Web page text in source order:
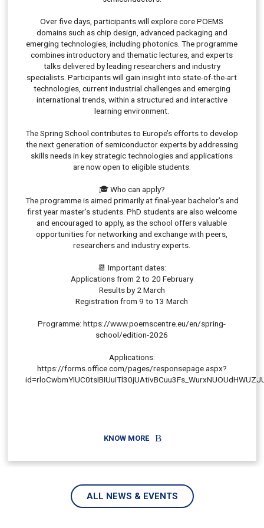
KNOW MORE
Over five days, participants will explore core POEMS
domains such as chip design, advanced packaging and
emerging technologies, including photonics. The programme
combines introductory and thematic lectures, and experts
talks delivered by leading researchers and industry
specialists. Participants will gain insight into state-of-the-art
technologies, current industrial challenges and emerging
international trends, within a structured and interactive
learning environment.
The Spring School contributes to Europe’s efforts to develop
the next generation of semiconductor experts by addressing
skills needs in key strategic technologies and applications
are now open to eligible students.
🎓 Who can apply?
The programme is aimed primarily at final-year bachelor’s and
first year master’s students. PhD students are also welcome
and encouraged to apply, as the school offers valuable
opportunities for networking and exchange with peers,
researchers and industry experts.
📆 Important dates:
Applications from 2 to 20 February
Results by 2 March
Registration from 9 to 13 March
Programme: https://www.poemscentre.eu/en/spring-
school/edition-2026
Applications:
https://forms.office.com/pages/responsepage.aspx?
ALL NEWS & EVENTS NOTÍCIA/EVENTO